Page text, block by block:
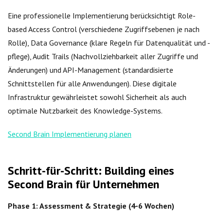
Eine professionelle Implementierung berücksichtigt Role-
based Access Control (verschiedene Zugriffsebenen je nach
Rolle), Data Governance (klare Regeln für Datenqualität und -
pflege), Audit Trails (Nachvollziehbarkeit aller Zugriffe und
Änderungen) und API-Management (standardisierte
Schnittstellen für alle Anwendungen). Diese digitale
Infrastruktur gewährleistet sowohl Sicherheit als auch
optimale Nutzbarkeit des Knowledge-Systems.
Second Brain Implementierung planen
Schritt-für-Schritt: Building eines
Second Brain für Unternehmen
Phase 1: Assessment & Strategie (4-6 Wochen)